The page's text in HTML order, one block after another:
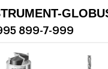
899-7-999